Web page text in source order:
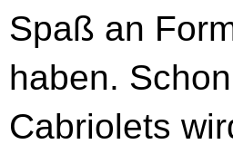
Spaß an
haben.
Cabriolets